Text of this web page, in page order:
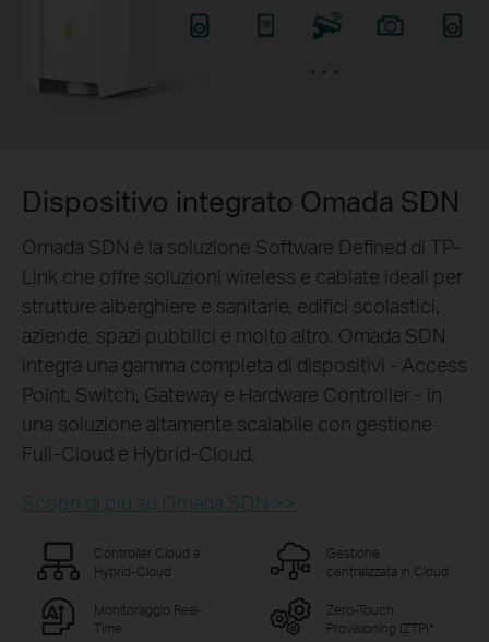
Dispositivo integrato Omada SDN
Omada SDN è la soluzione Software Defined di TP-
Link che offre soluzioni wireless e cablate ideali per
strutture alberghiere e sanitarie, edifici scolastici,
aziende, spazi pubblici e molto altro. Omada SDN
integra una gamma completa di dispositivi - Access
Point, Switch, Gateway e Hardware Controller - in
una soluzione altamente scalabile con gestione
Full-Cloud e Hybrid-Cloud.
Scopri di più su Omada SDN >>
Controller Cloud e
Hybrid-Cloud
Gestione
centralizzata in Cloud
Monitoraggio Real-
Time
Zero-Touch
Provisioning (ZTP) *